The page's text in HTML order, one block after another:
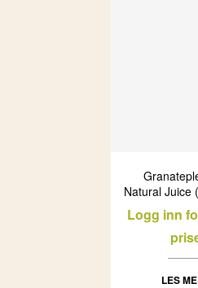
Natural Juice
Logg inn
LES